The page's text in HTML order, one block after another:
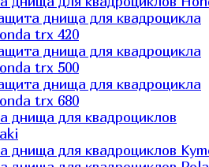
днища для квадроцикла
trx 420
днища для квадроцикла
trx 500
днища для квадроцикла
trx 680
днища для квадроциклов
днища для квадроциклов